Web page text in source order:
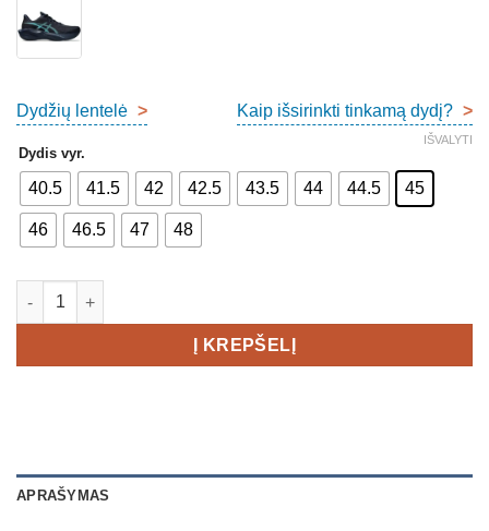
Dydžių lentelė > Kaip išsirinkti tinkamą dydį? >
Dydis vyr.
40.5 41.5 42 42.5 43.5 44 44.5 45
46 46.5 47 48
IŠVALYTI
produkto kiekis: Asics Novablast 6 Men's
Į KREPŠELĮ
APRAŠYMAS